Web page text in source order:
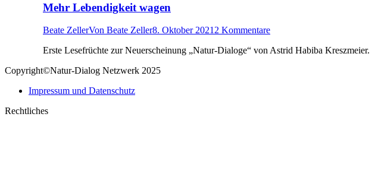
Mehr Lebendigkeit wagen
Beate ZellerVon Beate Zeller8. Oktober 2021 2 Kommentare
Erste Lesefrüchte zur Neuerscheinung „Natur-Dialoge“ von Astrid Habiba Kreszmeier.
Copyright©Natur-Dialog Netzwerk 2025
Impressum und Datenschutz
Rechtliches